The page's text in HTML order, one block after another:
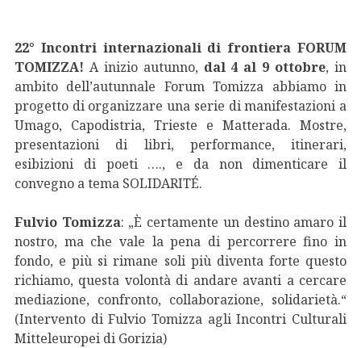
22° Incontri internazionali di frontiera FORUM
TOMIZZA! A inizio autunno, dal 4 al 9 ottobre, in
ambito dell’autunnale Forum Tomizza abbiamo in
progetto di organizzare una serie di manifestazioni a
Umago, Capodistria, Trieste e Matterada. Mostre,
presentazioni di libri, performance, itinerari,
esibizioni di poeti …., e da non dimenticare il
convegno a tema SOLIDARITÉ.
Fulvio Tomizza: „È certamente un destino amaro il
nostro, ma che vale la pena di percorrere fino in
fondo, e più si rimane soli più diventa forte questo
richiamo, questa volontà di andare avanti a cercare
mediazione, confronto, collaborazione, solidarietà.“
(Intervento di Fulvio Tomizza agli Incontri Culturali
Mitteleuropei di Gorizia)